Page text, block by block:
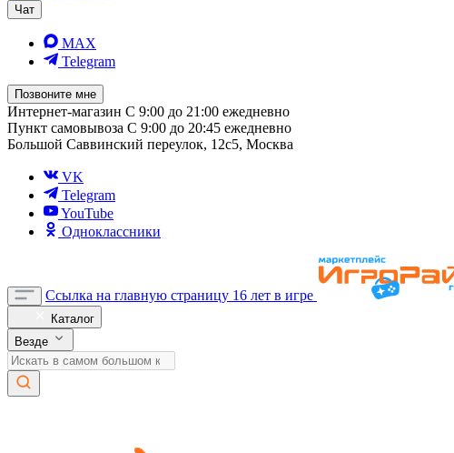
Чат
MAX
Telegram
Позвоните мне
Интернет-магазин С 9:00 до 21:00 ежедневно
Пункт самовывоза С 9:00 до 20:45 ежедневно
Большой Саввинский переулок, 12с5, Москва
VK
Telegram
YouTube
Одноклассники
Ссылка на главную страницу 16 лет в игре
Каталог
Везде